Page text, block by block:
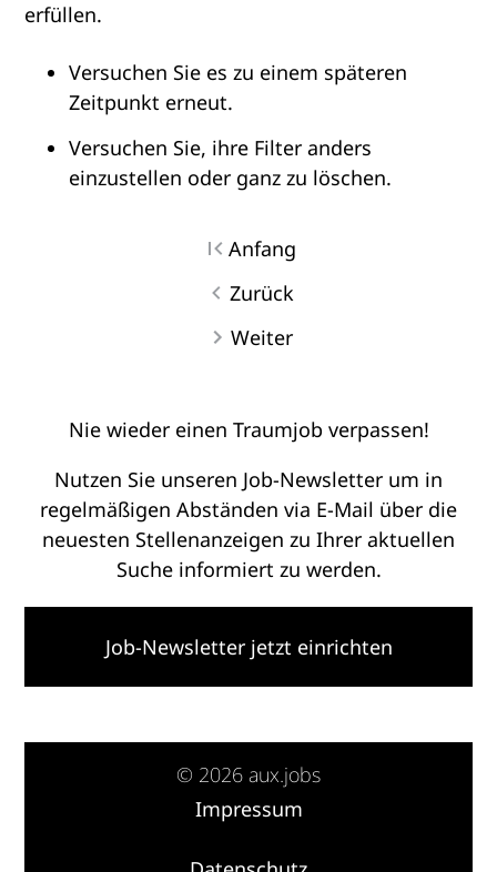
erfüllen.
Versuchen Sie es zu einem späteren
Zeitpunkt erneut.
Versuchen Sie, ihre Filter anders
einzustellen oder ganz zu löschen.
Anfang
Zurück
Weiter
Nie wieder einen Traumjob verpassen!
Nutzen Sie unseren Job-Newsletter um in
regelmäßigen Abständen via E-Mail über die
neuesten Stellenanzeigen zu Ihrer aktuellen
Suche informiert zu werden.
Job-Newsletter jetzt einrichten
© 2026 aux.jobs
Impressum